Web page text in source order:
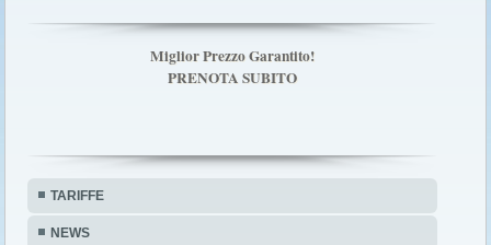
Miglior Prezzo Garantito!
PRENOTA SUBITO
TARIFFE
NEWS